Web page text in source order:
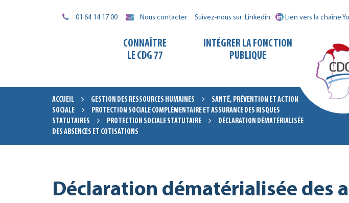
01 64 14 17 00 Nous contacter Suivez-nous sur Linkedin Lien vers la chaîne
CDG
CONNAÎTRE
LE CDG 77
INTÉGRER LA FONCTION
PUBLIQUE
ACCUEIL GESTION DES RESSOURCES HUMAINES
SANTÉ, PRÉVENTION ET ACTION
SOCIALE
PROTECTION SOCIALE COMPLÉMENTAIRE ET ASSURANCE DES RISQUES
STATUTAIRES
PROTECTION SOCIALE STATUTAIRE
DÉCLARATION DÉMATÉRIALISÉE
DES ABSENCES ET COTISATIONS
Déclaration dématérialisée des